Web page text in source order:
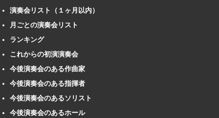
演奏会リスト（１ヶ月以内）
月ごとの演奏会リスト
ランキング
これからの初演演奏会
今後演奏会のある作曲家
今後演奏会のある指揮者
今後演奏会のあるソリスト
今後演奏会のあるホール